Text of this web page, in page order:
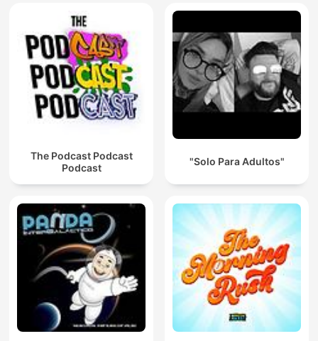
The Podcast Podcast
Podcast
"Solo Para Adultos"